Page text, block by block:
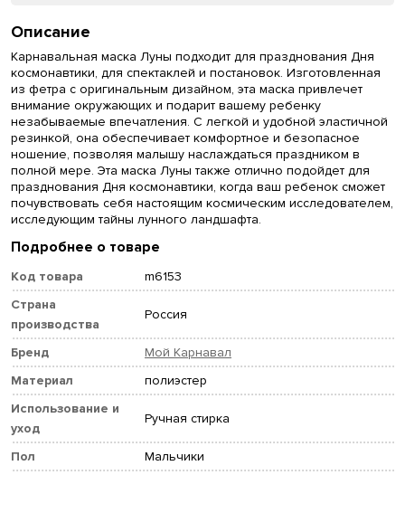
Описание
Карнавальная маска Луны подходит для празднования Дня
космонавтики, для спектаклей и постановок. Изготовленная
из фетра с оригинальным дизайном, эта маска привлечет
внимание окружающих и подарит вашему ребенку
незабываемые впечатления. С легкой и удобной эластичной
резинкой, она обеспечивает комфортное и безопасное
ношение, позволяя малышу наслаждаться праздником в
полной мере. Эта маска Луны также отлично подойдет для
празднования Дня космонавтики, когда ваш ребенок сможет
почувствовать себя настоящим космическим исследователем,
исследующим тайны лунного ландшафта.
Подробнее о товаре
Код товара
m6153
Страна
производства
Россия
Бренд
Мой Карнавал
Материал
полиэстер
Использование и
уход
Ручная стирка
Пол Мальчики